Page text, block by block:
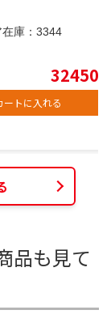
庫： 3344
32450
ートに入れる
品も見て